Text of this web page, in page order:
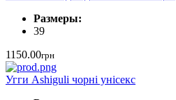
Размеры:
39
1150.00грн
Угги Ashiguli чорні унісекс